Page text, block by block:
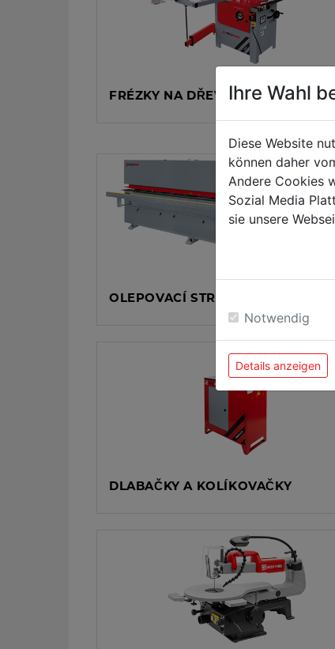
FRÉZKY NA DŘEVO
OLEPOVACÍ STROJE
DLABAČKY A KOLÍKOVAČKY
Ihre Wahl
Diese Website
können daher
Andere Cookies
Sozial Media
sie unsere
Notwendig
Details anzeigen